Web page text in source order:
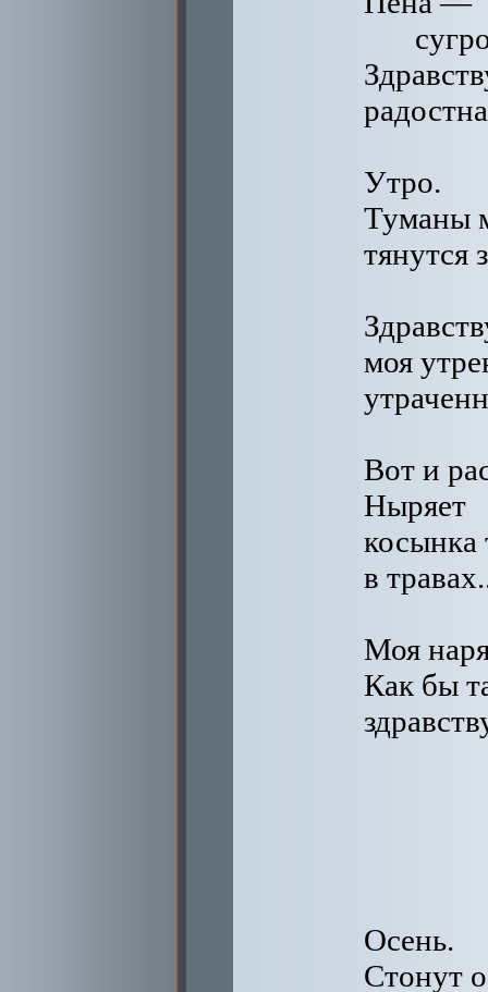
Утро.
Туманы
тянутся
моя
Вот и
Ныряет
косынка
в
Моя
Как бы
Осень.
Стонут